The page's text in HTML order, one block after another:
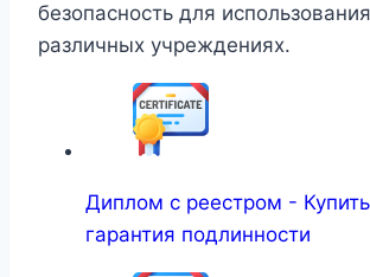
безопасность для
различных учреждениях.
Диплом с реестром -
гарантия подлинности